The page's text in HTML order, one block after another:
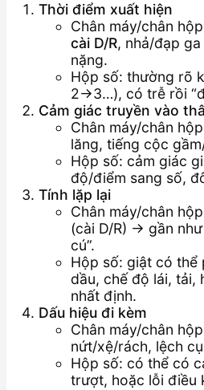
Thời điểm xuất hiện
Chân máy/chân
cài D/R, nhả/đạp
nặng.
Hộp số: thường rõ
2→3…), có trễ rồi
Cảm giác truyền vào
Chân máy/chân
lăng, tiếng cộc
Hộp số: cảm giác
độ/điểm sang số,
Tính lặp lại
Chân máy/chân
(cài D/R) → gần
cú”.
Hộp số: giật có thể
dầu, chế độ lái, tải,
nhất định.
Dấu hiệu đi kèm
Chân máy/chân
nứt/xệ/rách, lệch
Hộp số: có thể có
trượt, hoặc lỗi điều